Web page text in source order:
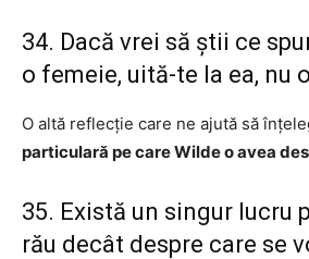
34. Dacă vrei să știi ce
o femeie, uită-te la ea, nu
O altă reflecție care ne ajută să
particulară pe care Wilde o avea
35. Există un singur lucru
rău decât despre care se